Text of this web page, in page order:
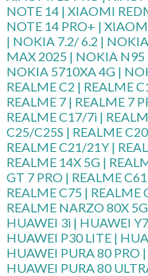
NOTE 14 | XIAOMI
NOTE 14 PRO+ |
| NOKIA 7.2/ 6.2 |
MAX 2025 | NOKIA N95
NOKIA 5710XA 4G |
REALME C2 | REALME
REALME 7 | REALME 7
REALME C17/7i |
C25/C25S | REALME
REALME C21/21Y |
REALME 14X 5G |
GT 7 PRO | REALME
REALME C75 | REALME
REALME NARZO 80X
HUAWEI 3i | HUAWEI
HUAWEI P30 LITE |
HUAWEI PURA 80 PRO
HUAWEI PURA 80